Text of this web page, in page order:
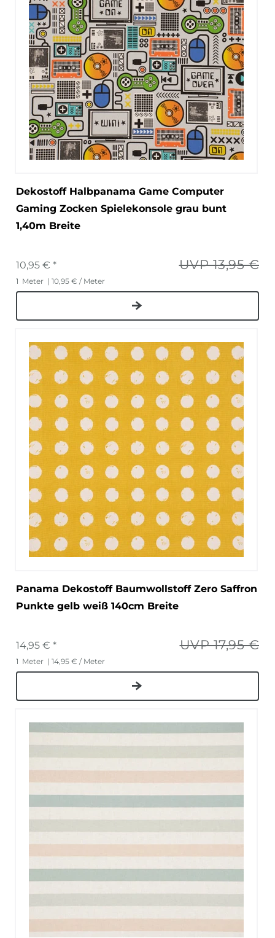
Dekostoff Halbpanama Game Computer
Gaming Zocken Spielekonsole grau bunt
1,40m Breite
UVP 13,95 €
10,95 € *
1 Meter | 10,95 € / Meter
Panama Dekostoff Baumwollstoff Zero Saffron
Punkte gelb weiß 140cm Breite
UVP 17,95 €
14,95 € *
1 Meter | 14,95 € / Meter